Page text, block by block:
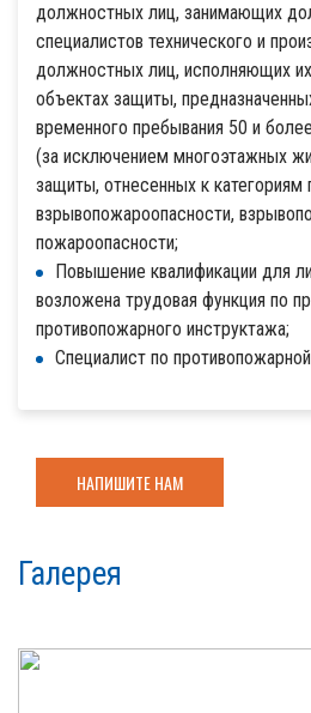
должностных лиц, занимающих
специалистов технического и
должностных лиц, исполняющих
объектах защиты,
временного пребывания 50 и
(за исключением многоэтажных
защиты, отнесенных к категориям
взрывопожароопасности,
пожароопасности;
Повышение квалификации для
возложена трудовая функция по
противопожарного инструктажа;
Специалист по
НАПИШИТЕ НАМ
Галерея